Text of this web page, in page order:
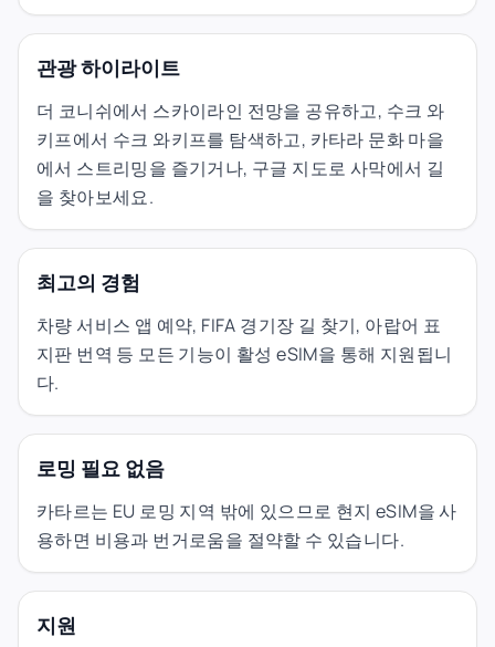
관광 하이라이트
더 코니쉬에서 스카이라인 전망을 공유하고, 수크 와
키프에서 수크 와키프를 탐색하고, 카타라 문화 마을
에서 스트리밍을 즐기거나, 구글 지도로 사막에서 길
을 찾아보세요.
최고의 경험
차량 서비스 앱 예약, FIFA 경기장 길 찾기, 아랍어 표
지판 번역 등 모든 기능이 활성 eSIM을 통해 지원됩니
다.
로밍 필요 없음
카타르는 EU 로밍 지역 밖에 있으므로 현지 eSIM을 사
용하면 비용과 번거로움을 절약할 수 있습니다.
지원